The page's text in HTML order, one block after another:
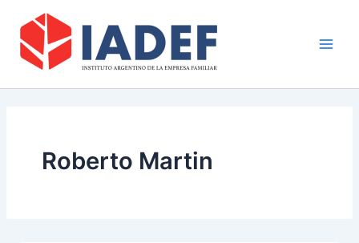
contenido
Roberto Martin